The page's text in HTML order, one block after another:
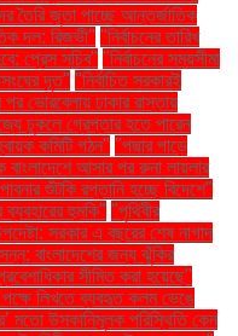
তৈরি জুতা পাচ্ছে আন্তর্জাতিক
দল: রিজভী" "নির্বাচনের তারিখ
প্রেস সচিব" "নির্বাচনের সময়সীমা
দূত" "নির্বাচিত সরকারই
পর ভোরবেলায় ঢাকার রাস্তায়
ঢুকলে গ্রেপ্তার হতে পারেন
কমিটি গঠন" "পদ্মার পাড়ে
বাংলাদেশে আসার পর রুনা লায়লার
শুঁটকি রপ্তানি হচ্ছে বিদেশে"
হুমকি" "পৃথিবীর
সরকার এ বছরের শেষ নাগাদ
বাংলাদেশের জন্য ঝুঁকির
সীমিত করা হয়েছে"
পক্ষে লিখতে ব্যবহৃত কলম ভেঙে
মতো উসকানিমূলক পরিস্থিতি কেন